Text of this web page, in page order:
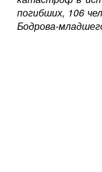
погибших, 106
Бодрова-